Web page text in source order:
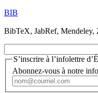
BIB
BibTeX, JabRef, Mendeley,
S’inscrire à l’infolettre
Abonnez-vous à notre